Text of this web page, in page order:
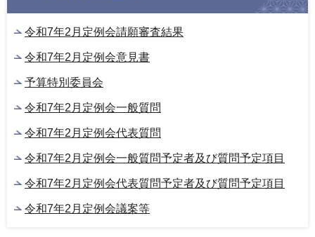
令和7年2月定例会請願審査結果
令和7年2月定例会意見書
予算特別委員会
令和7年2月定例会一般質問
令和7年2月定例会代表質問
令和7年2月定例会一般質問予定者及び質問予定項目
令和7年2月定例会代表質問予定者及び質問予定項目
令和7年2月定例会議案等